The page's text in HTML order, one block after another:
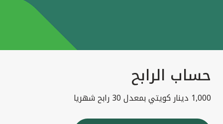
حساب الرابح
1,000 دينار كويتي بمعدل 30 رابح شهريا